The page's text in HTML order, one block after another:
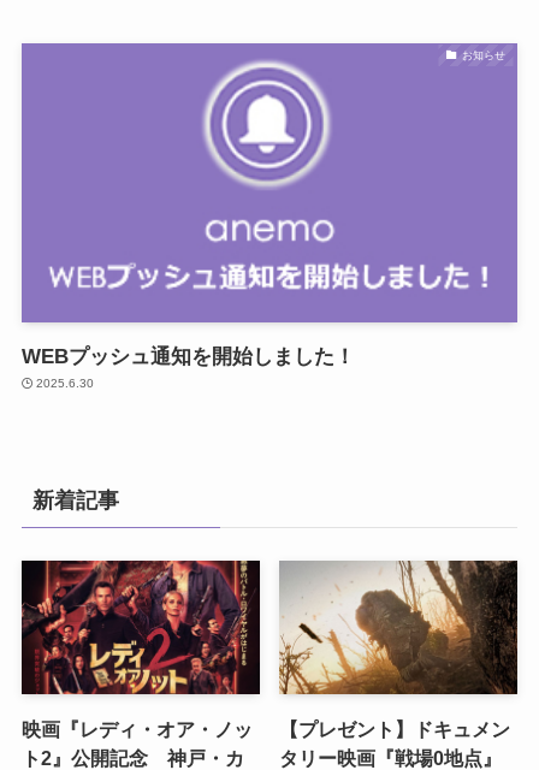
お知らせ
WEBプッシュ通知を開始しました！
2025.6.30
新着記事
映画『レディ・オア・ノッ
ト2』公開記念 神戸・カ
【プレゼント】ドキュメン
タリー映画『戦場0地点』